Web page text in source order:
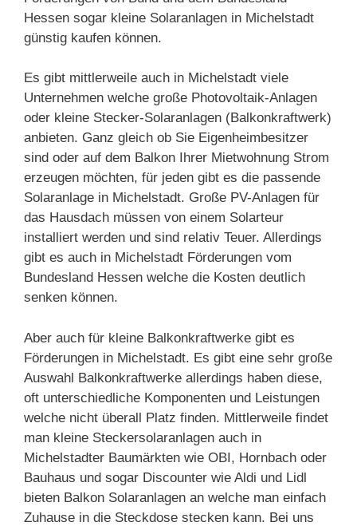
Hessen sogar kleine Solaranlagen in Michelstadt
günstig kaufen können.
Es gibt mittlerweile auch in Michelstadt viele
Unternehmen welche große Photovoltaik-Anlagen
oder kleine Stecker-Solaranlagen (Balkonkraftwerk)
anbieten. Ganz gleich ob Sie Eigenheimbesitzer
sind oder auf dem Balkon Ihrer Mietwohnung Strom
erzeugen möchten, für jeden gibt es die passende
Solaranlage in Michelstadt. Große PV-Anlagen für
das Hausdach müssen von einem Solarteur
installiert werden und sind relativ Teuer. Allerdings
gibt es auch in Michelstadt Förderungen vom
Bundesland Hessen welche die Kosten deutlich
senken können.
Aber auch für kleine Balkonkraftwerke gibt es
Förderungen in Michelstadt. Es gibt eine sehr große
Auswahl Balkonkraftwerke allerdings haben diese,
oft unterschiedliche Komponenten und Leistungen
welche nicht überall Platz finden. Mittlerweile findet
man kleine Steckersolaranlagen auch in
Michelstadter Baumärkten wie OBI, Hornbach oder
Bauhaus und sogar Discounter wie Aldi und Lidl
bieten Balkon Solaranlagen an welche man einfach
Zuhause in die Steckdose stecken kann. Bei uns